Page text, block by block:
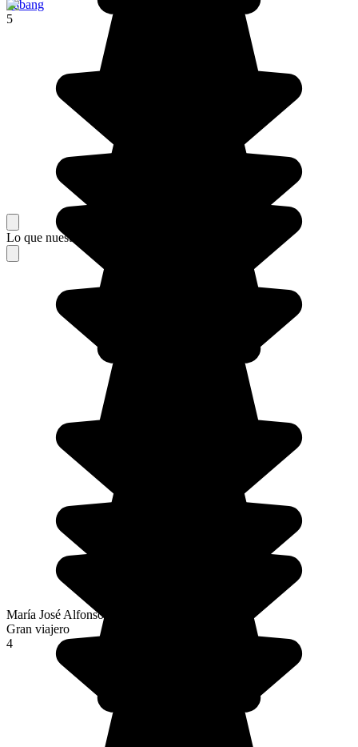
Sabang
5
Lo que nuestros viajeros piensan de su estancia
María José Alfonso Fernández
Gran viajero
4